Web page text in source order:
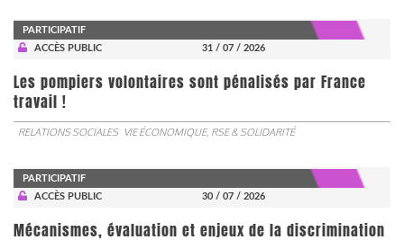
PARTICIPATIF
ACCÈS PUBLIC
31 / 07 / 2026
Les pompiers volontaires sont pénalisés par France
travail !
RELATIONS SOCIALES VIE ÉCONOMIQUE, RSE & SOLIDARITÉ
PARTICIPATIF
ACCÈS PUBLIC
30 / 07 / 2026
Mécanismes, évaluation et enjeux de la discrimination